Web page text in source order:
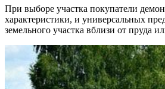
При выборе участка покупатели
характеристики, и универсальных
земельного участка вблизи от пруда